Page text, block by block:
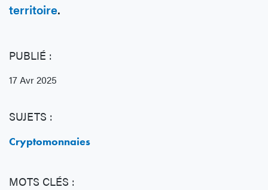
PUBLIÉ :
17 Avr 2025
SUJETS :
Cryptomonnaies
MOTS CLÉS :
territoire.